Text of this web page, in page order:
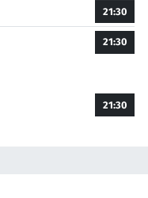
21:30
21:30
21:30